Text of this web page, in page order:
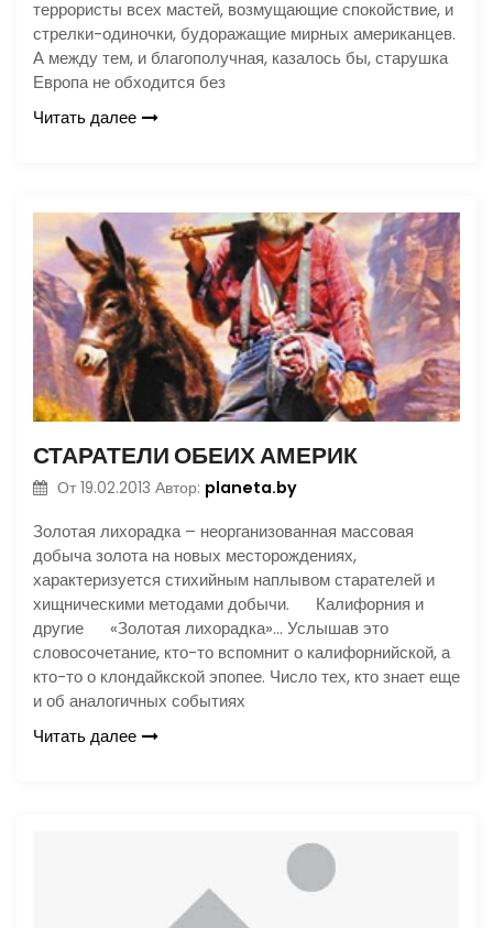
террористы всех мастей, возмущающие спокойствие, и
стрелки-одиночки, будоражащие мирных американцев.
А между тем, и благополучная, казалось бы, старушка
Европа не обходится без
Читать далее
СТАРАТЕЛИ ОБЕИХ АМЕРИК
От 19.02.2013 Автор: planeta.by
Золотая лихорадка – неорганизованная массовая
добыча золота на новых месторождениях,
характеризуется стихийным наплывом старателей и
хищническими методами добычи. Калифорния и
другие «Золотая лихорадка»… Услышав это
словосочетание, кто-то вспомнит о калифорнийской, а
кто-то о клондайкской эпопее. Число тех, кто знает еще
и об аналогичных событиях
Читать далее